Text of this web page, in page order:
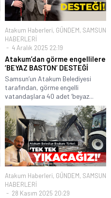
Atakum Haberleri, GÜNDEM, SAMSUN
HABERLERİ
4 Aralık 2025 22:19
Atakum’dan görme engellilere
‘BEYAZ BASTON’ DESTEĞİ
Samsun’un Atakum Belediyesi
tarafından, görme engelli
vatandaşlara 40 adet ‘beyaz...
Atakum Haberleri, GÜNDEM, SAMSUN
HABERLERİ
28 Kasım 2025 20:29